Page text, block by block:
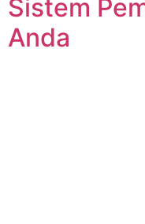
Sistem
Anda